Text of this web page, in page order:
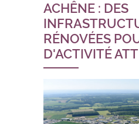
ACHÊNE : DES
RÉNOVÉES
D'ACTIVITÉ